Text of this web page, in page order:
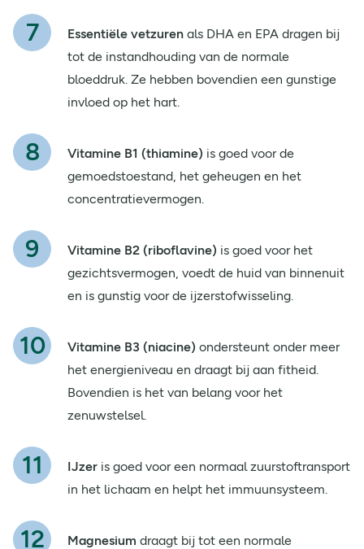
Essentiële vetzuren als DHA en EPA dragen bij
tot de instandhouding van de normale
bloeddruk. Ze hebben bovendien een gunstige
invloed op het hart.
Vitamine B1 (thiamine) is goed voor de
gemoedstoestand, het geheugen en het
concentratievermogen.
Vitamine B2 (riboflavine) is goed voor het
gezichtsvermogen, voedt de huid van binnenuit
en is gunstig voor de ijzerstofwisseling.
Vitamine B3 (niacine) ondersteunt onder meer
het energieniveau en draagt bij aan fitheid.
Bovendien is het van belang voor het
zenuwstelsel.
IJzer is goed voor een normaal zuurstoftransport
in het lichaam en helpt het immuunsysteem.
Magnesium draagt bij tot een normale